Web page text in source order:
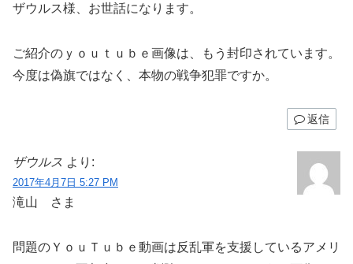
ザウルス様、お世話になります。
ご紹介のｙｏｕｔｕｂｅ画像は、もう封印されています。
今度は偽旗ではなく、本物の戦争犯罪ですか。
返信
ザウルス より:
2017年4月7日 5:27 PM
滝山 さま
問題のＹｏｕＴｕｂｅ動画は反乱軍を支援しているアメリ